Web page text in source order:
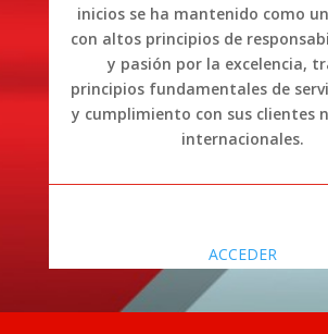
inicios se ha mantenido como
con altos principios de
y pasión por la excelencia,
principios fundamentales de
y cumplimiento con sus clientes
internacionales.
ACCEDER